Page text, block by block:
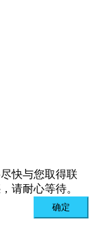
快与您取得联
请耐心等待。
确定